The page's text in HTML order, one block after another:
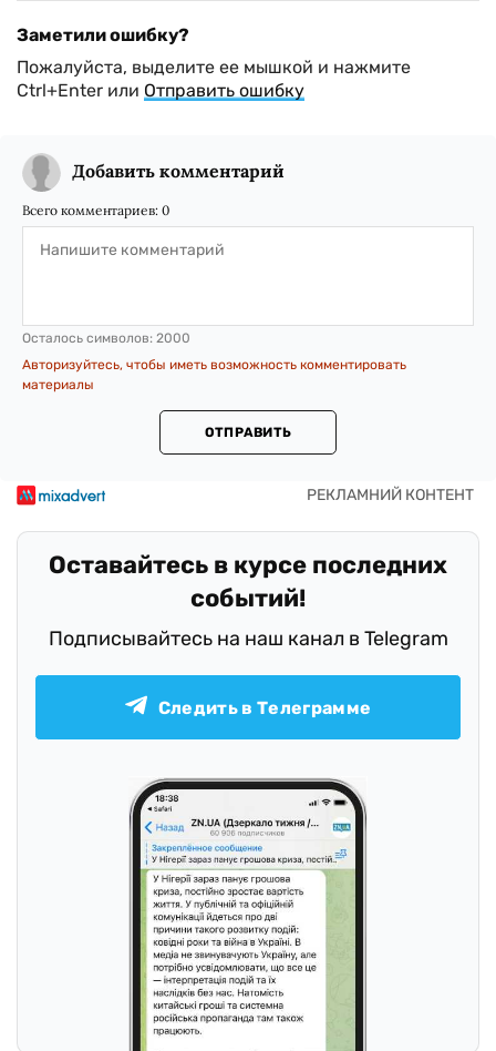
Заметили ошибку?
Пожалуйста, выделите ее мышкой и нажмите
Ctrl+Enter или Отправить ошибку
Добавить комментарий
Всего комментариев: 0
Осталось символов: 2000
Авторизуйтесь, чтобы иметь возможность комментировать
материалы
ОТПРАВИТЬ
Оставайтесь в курсе последних
событий!
Подписывайтесь на наш канал в Telegram
Следить в Телеграмме